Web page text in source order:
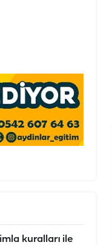
kuralları ile